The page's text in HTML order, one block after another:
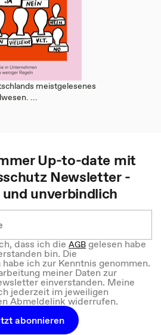
meistgelesenes
...
Up-to-date mit
Newsletter -
unverbindlich
dass ich dieAGBgelesen habe
bin. Die
habe ich zur Kenntnis genommen.
meiner Daten zur
einverstanden. Meine
jederzeit im jeweiligen
Abmeldelink widerrufen.
abonnieren